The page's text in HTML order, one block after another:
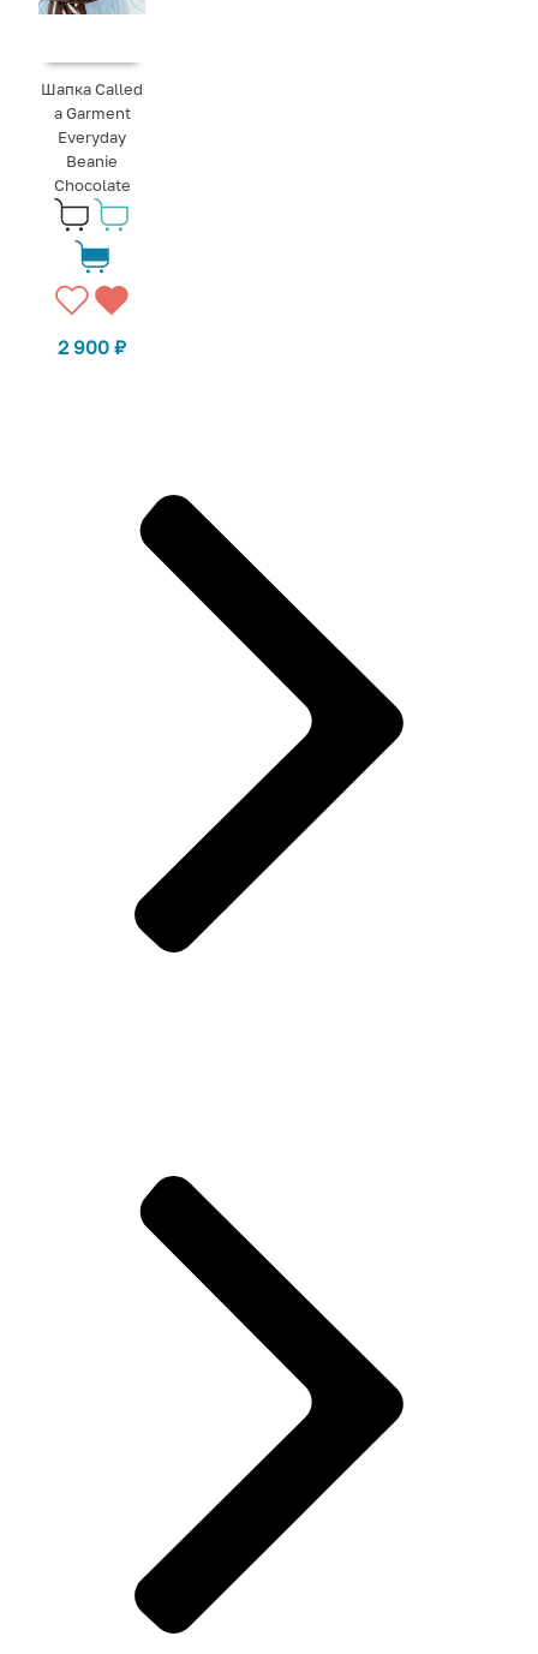
Шапка Called
a Garment
Everyday
Beanie
Chocolate
2 900₽